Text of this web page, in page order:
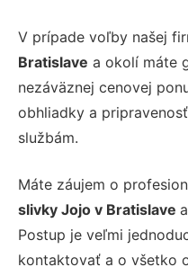
V prípade voľby našej
Bratislave a okolí máte
nezáväznej cenovej
obhliadky a
službám.
Máte záujem o
slivky Jojo v Bratislave
Postup je veľmi
kontaktovať a o všetko